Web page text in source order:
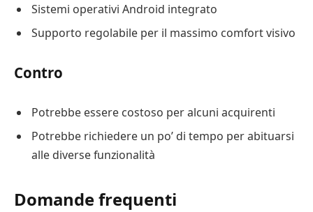
Sistemi operativi Android integrato
Supporto regolabile per il massimo comfort visivo
Contro
Potrebbe essere costoso per alcuni acquirenti
Potrebbe richiedere un po’ di tempo per abituarsi
alle diverse funzionalità
Domande frequenti